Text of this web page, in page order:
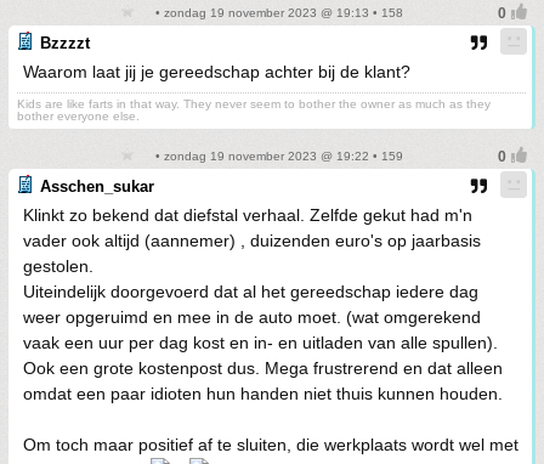
• zondag 19 november 2023 @ 19:13 • 158
Bzzzzt
Waarom laat jij je gereedschap achter bij de klant?
Kids are like farts in that way. They never seem to bother the owner as much as they
bother everyone else.
• zondag 19 november 2023 @ 19:22 • 159
Asschen_sukar
Klinkt zo bekend dat diefstal verhaal. Zelfde gekut had m'n
vader ook altijd (aannemer) , duizenden euro's op jaarbasis
gestolen.
Uiteindelijk doorgevoerd dat al het gereedschap iedere dag
weer opgeruimd en mee in de auto moet. (wat omgerekend
vaak een uur per dag kost en in- en uitladen van alle spullen).
Ook een grote kostenpost dus. Mega frustrerend en dat alleen
omdat een paar idioten hun handen niet thuis kunnen houden.
Om toch maar positief af te sluiten, die werkplaats wordt wel met